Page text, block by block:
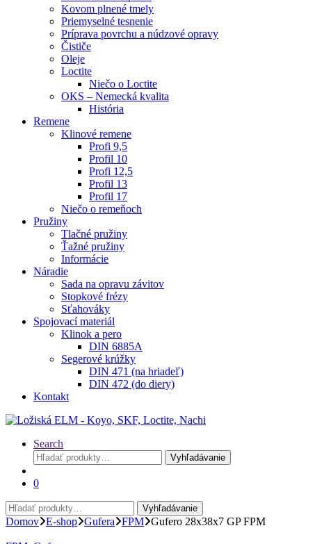
Kovom plnené tmely
Priemyselné tesnenie
Príprava povrchu a núdzové opravy
Čističe
Oleje
Loctite
Niečo o Loctite
OKS – Nemecká kvalita
História
Remene
Klinové remene
Profi 9,5
Profil 10
Profi 12,5
Profil 13
Profil 17
Niečo o remeňoch
Pružiny
Tlačné pružiny
Ťažné pružiny
Informácie
Náradie
Sada na opravu závitov
Stopkové frézy
Sťahováky
Spojovací materiál
Klinok a pero
DIN 6885A
Segerové krúžky
DIN 471 (na hriadeľ)
DIN 472 (do diery)
Kontakt
Search
Hľadať:
Vyhľadávanie
0
Hľadať:
Vyhľadávanie
Domov E-shop Gufera FPM Gufero 28x38x7 GP FPM